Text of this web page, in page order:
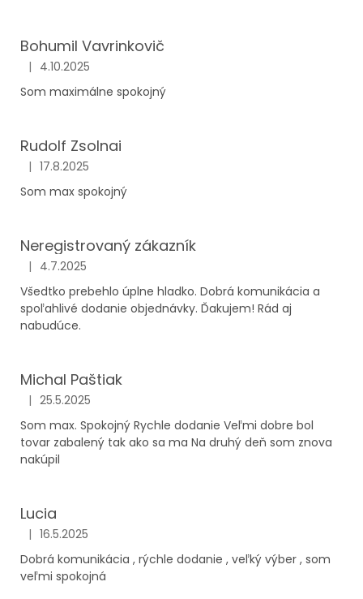
Bohumil Vavrinkovič
Hodnotenie obchodu je 5 z 5 hviezdičiek.
| 4.10.2025
Som maximálne spokojný
Rudolf Zsolnai
Hodnotenie obchodu je 5 z 5 hviezdičiek.
| 17.8.2025
Som max spokojný
Neregistrovaný zákazník
Hodnotenie obchodu je 5 z 5 hviezdičiek.
| 4.7.2025
Všedtko prebehlo úplne hladko. Dobrá komunikácia a
spoľahlivé dodanie objednávky. Ďakujem! Rád aj
nabudúce.
Michal Paštiak
Hodnotenie obchodu je 5 z 5 hviezdičiek.
| 25.5.2025
Som max. Spokojný Rychle dodanie Veľmi dobre bol
tovar zabalený tak ako sa ma Na druhý deň som znova
nakúpil
Lucia
Hodnotenie obchodu je 5 z 5 hviezdičiek.
| 16.5.2025
Dobrá komunikácia , rýchle dodanie , veľký výber , som
veľmi spokojná